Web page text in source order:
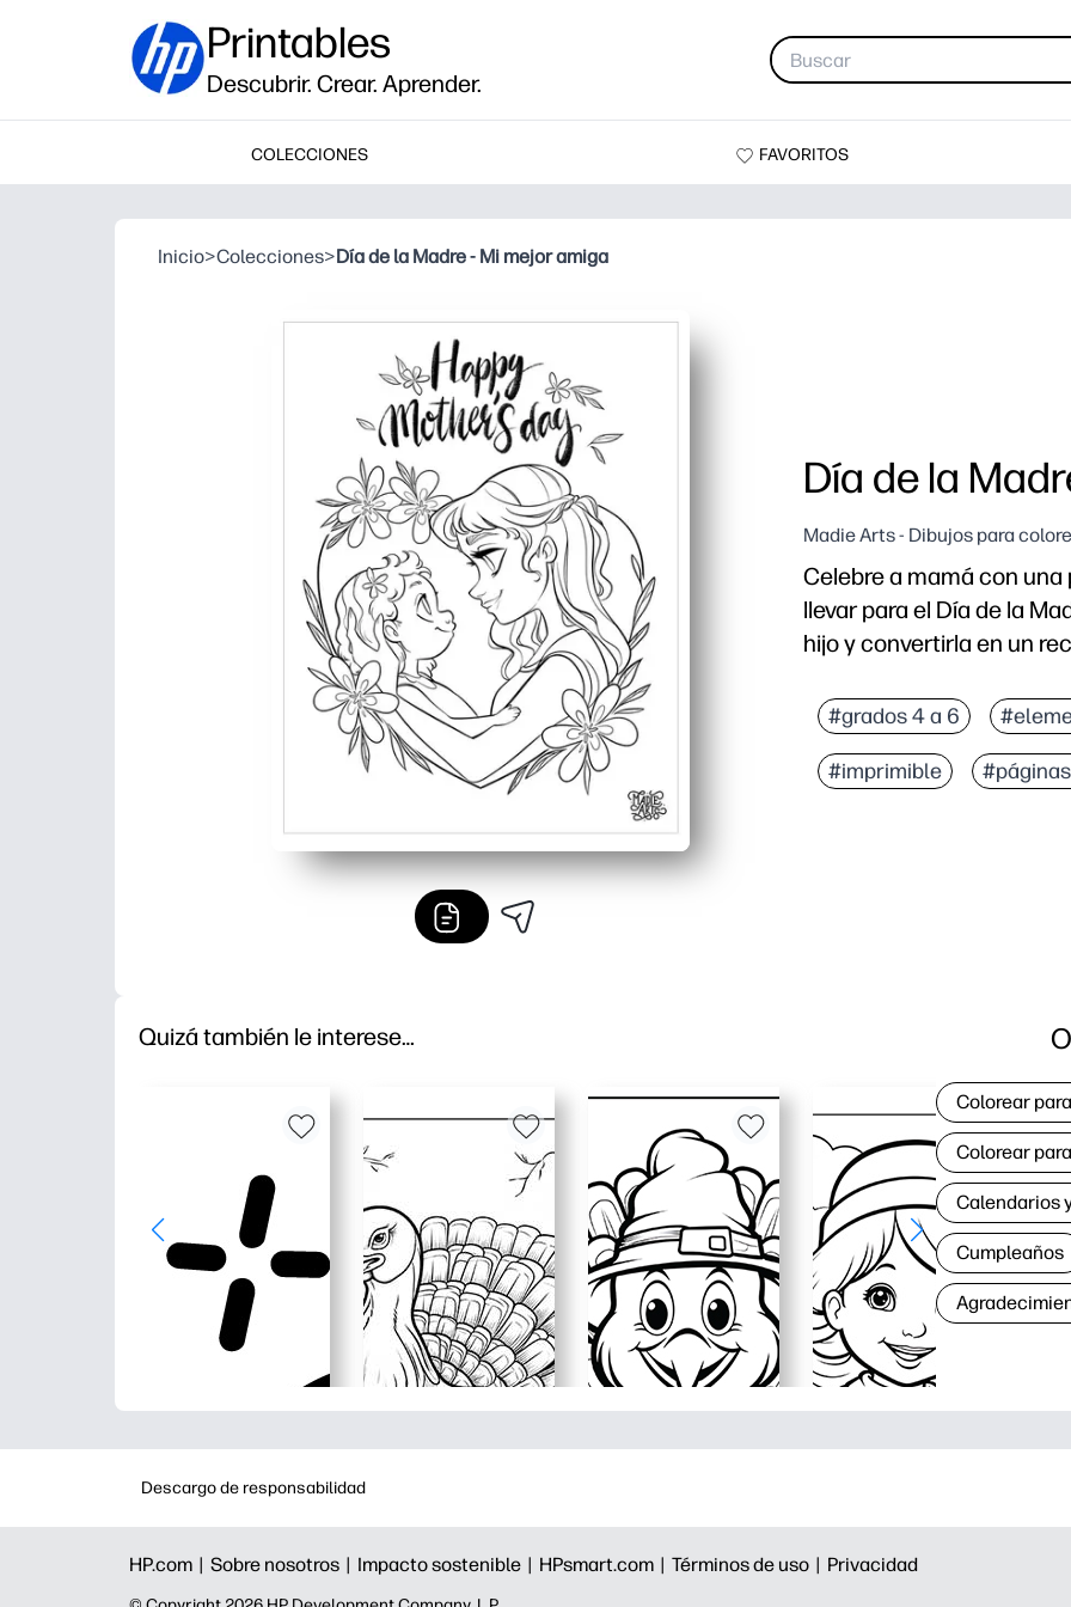
Printables
Descubrir. Crear. Aprender.
COLECCIONES FAVORITOS
Inicio>Colecciones>Día de la Madre - Mi mejor amiga
Día de la
Madie Arts - Dibujos para
Celebre a mamá con
llevar para el Día de la
hijo y convertirla en un
Sin preparación:
Los contornos simples
Los niños añaden sus
#grados 4 a 6
#imprimible
Quizá también le interese…
Colorear
Colorear
Calendarios
Cumpleaños
Descargo de responsabilidad
HP.com | Sobre nosotros | Impacto sostenible | HPsmart.com | Términos de uso | Privacidad